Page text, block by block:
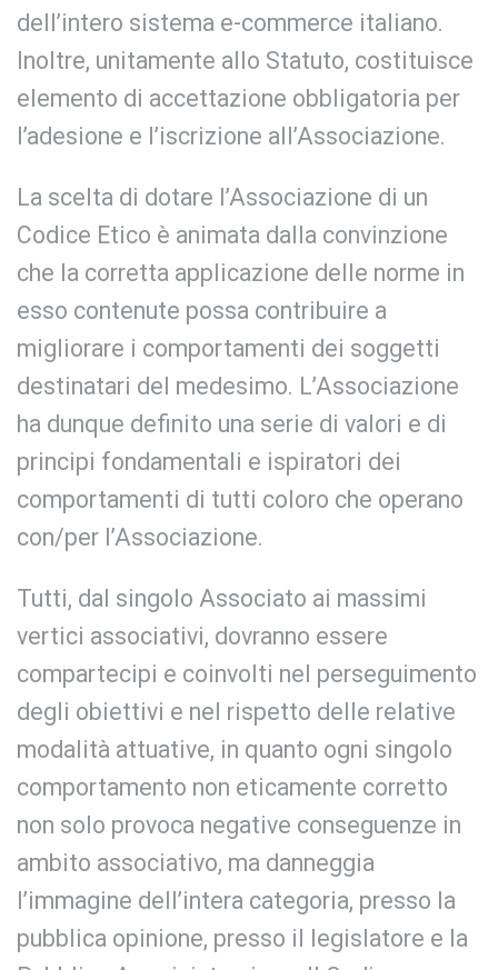
dell’intero sistema e-commerce italiano.
Inoltre, unitamente allo Statuto, costituisce
elemento di accettazione obbligatoria per
l’adesione e l’iscrizione all’Associazione.
La scelta di dotare l’Associazione di un
Codice Etico è animata dalla convinzione
che la corretta applicazione delle norme in
esso contenute possa contribuire a
migliorare i comportamenti dei soggetti
destinatari del medesimo. L’Associazione
ha dunque definito una serie di valori e di
principi fondamentali e ispiratori dei
comportamenti di tutti coloro che operano
con/per l’Associazione.
Tutti, dal singolo Associato ai massimi
vertici associativi, dovranno essere
compartecipi e coinvolti nel perseguimento
degli obiettivi e nel rispetto delle relative
modalità attuative, in quanto ogni singolo
comportamento non eticamente corretto
non solo provoca negative conseguenze in
ambito associativo, ma danneggia
l’immagine dell’intera categoria, presso la
pubblica opinione, presso il legislatore e la